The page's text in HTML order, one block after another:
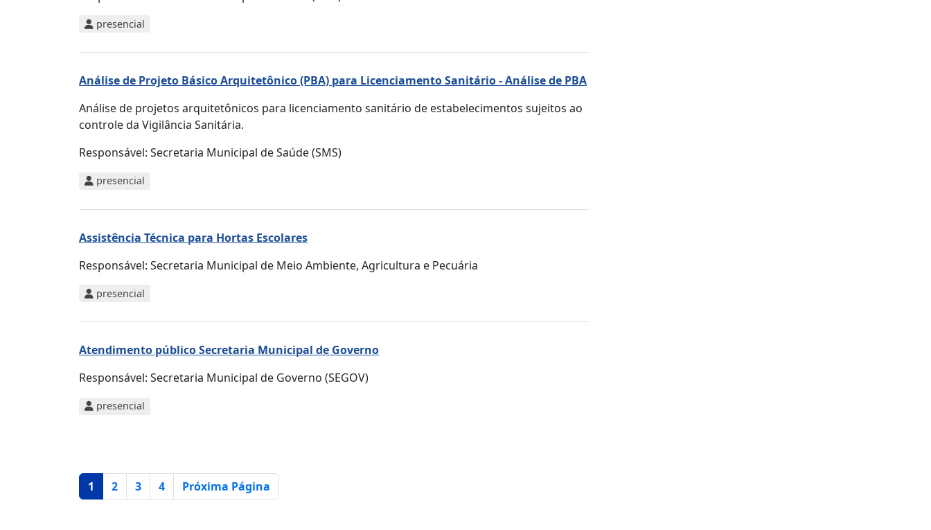
presencial
Análise de Projeto Básico Arquitetônico (PBA) para Licenciamento Sanitário - Análise de PBA
Análise de projetos arquitetônicos para licenciamento sanitário de estabelecimentos sujeitos ao
controle da Vigilância Sanitária.
Responsável: Secretaria Municipal de Saúde (SMS)
presencial
Assistência Técnica para Hortas Escolares
Responsável: Secretaria Municipal de Meio Ambiente, Agricultura e Pecuária
presencial
Atendimento público Secretaria Municipal de Governo
Responsável: Secretaria Municipal de Governo (SEGOV)
presencial
1 Página atual
2 3 4 Próxima Página